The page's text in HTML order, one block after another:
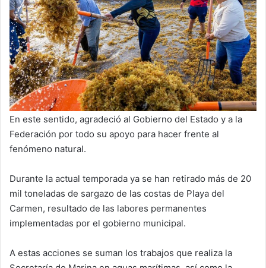
En este sentido, agradeció al Gobierno del Estado y a la
Federación por todo su apoyo para hacer frente al
fenómeno natural.
Durante la actual temporada ya se han retirado más de 20
mil toneladas de sargazo de las costas de Playa del
Carmen, resultado de las labores permanentes
implementadas por el gobierno municipal.
A estas acciones se suman los trabajos que realiza la